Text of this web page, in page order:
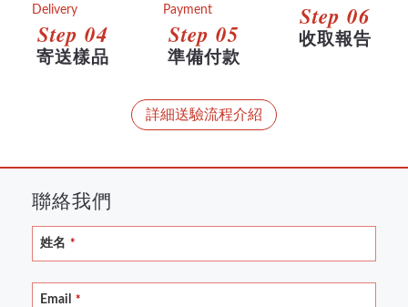
Step 04
寄送樣品
Step 05
準備付款
Step 06
收取報告
詳細送驗流程介紹
聯絡我們
Email
Address
姓名 *
Email *